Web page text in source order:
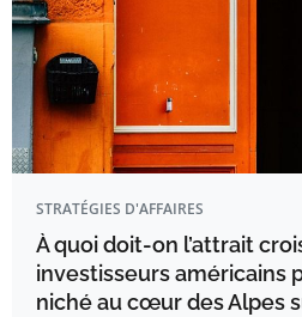
STRATÉGIES D'AFFAIRES
À quoi doit-on l’attrait
investisseurs américains
niché au cœur des Alpes